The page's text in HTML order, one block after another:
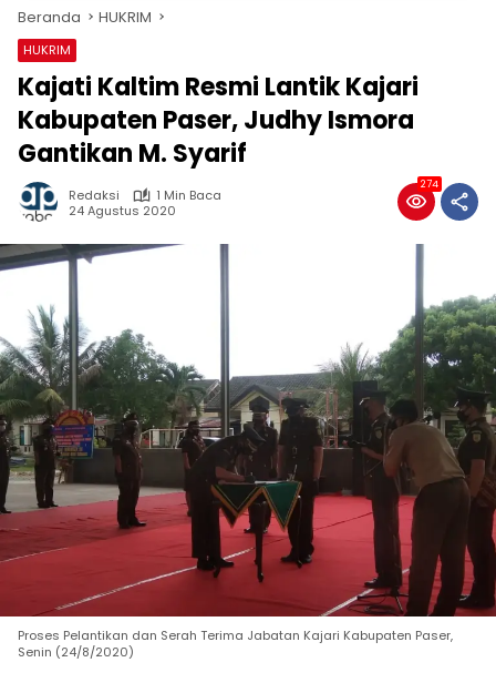
Beranda HUKRIM
HUKRIM
Kajati Kaltim Resmi Lantik Kajari
Kabupaten Paser, Judhy Ismora
Gantikan M. Syarif
Redaksi
1 Min Baca
24 Agustus 2020
274
Proses Pelantikan dan Serah Terima Jabatan Kajari Kabupaten Paser,
Senin (24/8/2020)